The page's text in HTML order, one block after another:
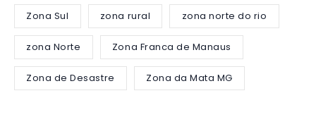
Zona Sul zona rural zona norte do rio
zona Norte Zona Franca de Manaus
Zona de Desastre Zona da Mata MG